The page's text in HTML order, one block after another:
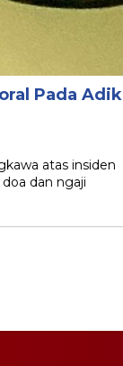
Pada Adik
atas insiden
dan ngaji